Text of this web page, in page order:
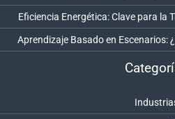
Eficiencia Energética: Clave para la
Aprendizaje Basado en Escenarios: